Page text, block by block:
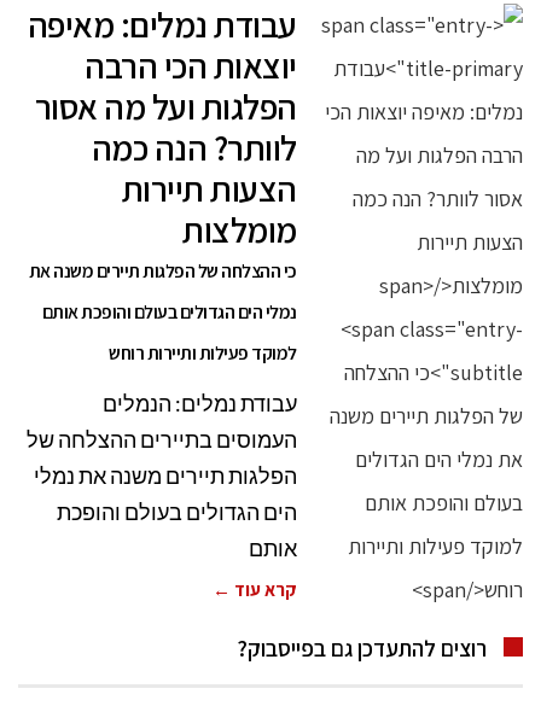
עבודת נמלים: מאיפה
יוצאות הכי הרבה
הפלגות ועל מה אסור
לוותר? הנה כמה
הצעות תיירות
מומלצות
כי ההצלחה של הפלגות תיירים משנה את
נמלי הים הגדולים בעולם והופכת אותם
למוקד פעילות ותיירות רוחש
עבודת נמלים: הנמלים
העמוסים בתיירים ההצלחה של
הפלגות תיירים משנה את נמלי
הים הגדולים בעולם והופכת
אותם
קרא עוד ←
רוצים להתעדכן גם בפייסבוק?